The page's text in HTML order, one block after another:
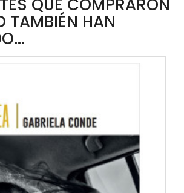
QUE COMPRARON
TAMBIÉN HAN